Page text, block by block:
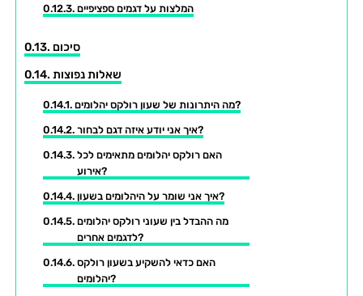
המלצות על דגמים ספציפיים
סיכום
שאלות נפוצות
מה היתרונות של שעון רולקס יהלומים?
איך אני יודע איזה דגם לבחור?
האם רולקס יהלומים מתאימים לכל
אירוע?
איך אני שומר על היהלומים בשעון?
מה ההבדל בין שעוני רולקס יהלומים
לדגמים אחרים?
האם כדאי להשקיע בשעון רולקס
יהלומים?